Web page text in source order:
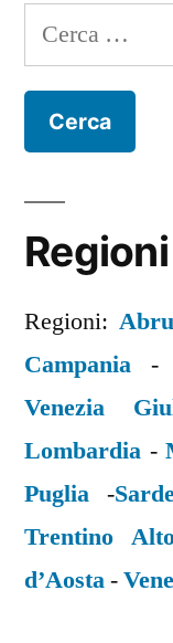
Ricerca
per:
Regioni
Regioni:
Campania
Venezia
Lombardia -
Puglia -
Trentino
d’Aosta-